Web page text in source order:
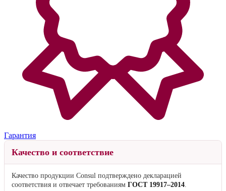
Гарантия
Качество и соответствие
Качество продукции Consul подтверждено декларацией
соответствия и отвечает требованиям ГОСТ 19917–2014